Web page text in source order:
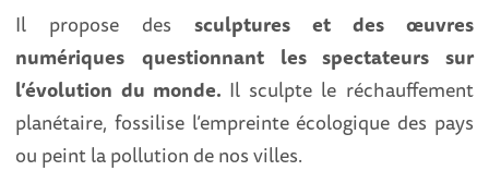
Il propose des sculptures et des œuvres
numériques questionnant les spectateurs sur
l’évolution du monde. Il sculpte le réchauffement
planétaire, fossilise l’empreinte écologique des pays
ou peint la pollution de nos villes.